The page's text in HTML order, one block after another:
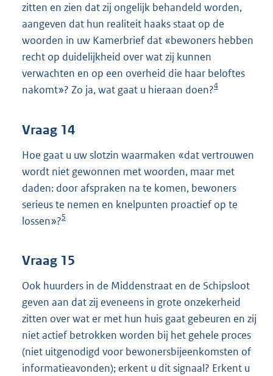
zitten en zien dat zij ongelijk behandeld worden,
aangeven dat hun realiteit haaks staat op de
woorden in uw Kamerbrief dat «bewoners hebben
recht op duidelijkheid over wat zij kunnen
verwachten en op een overheid die haar beloftes
nakomt»? Zo ja, wat gaat u hieraan doen?4
Vraag 14
Hoe gaat u uw slotzin waarmaken «dat vertrouwen
wordt niet gewonnen met woorden, maar met
daden: door afspraken na te komen, bewoners
serieus te nemen en knelpunten proactief op te
lossen»?5
Vraag 15
Ook huurders in de Middenstraat en de Schipsloot
geven aan dat zij eveneens in grote onzekerheid
zitten over wat er met hun huis gaat gebeuren en zij
niet actief betrokken worden bij het gehele proces
(niet uitgenodigd voor bewonersbijeenkomsten of
informatieavonden); erkent u dit signaal? Erkent u